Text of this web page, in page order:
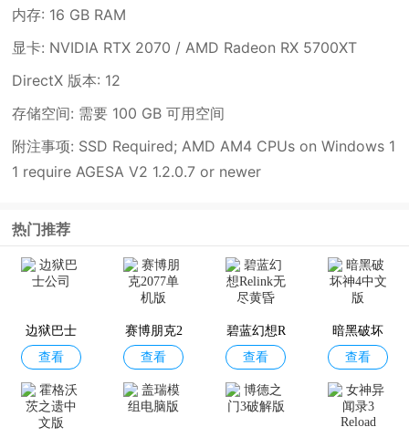
内存: 16 GB RAM
显卡: NVIDIA RTX 2070 / AMD Radeon RX 5700XT
DirectX 版本: 12
存储空间: 需要 100 GB 可用空间
附注事项: SSD Required; AMD AM4 CPUs on Windows 1
1 require AGESA V2 1.2.0.7 or newer
热门推荐
边狱巴士
公司
查看
赛博朋克2
077单机版
查看
碧蓝幻想R
elink无尽
黄昏
查看
暗黑破坏
神4中文版
查看